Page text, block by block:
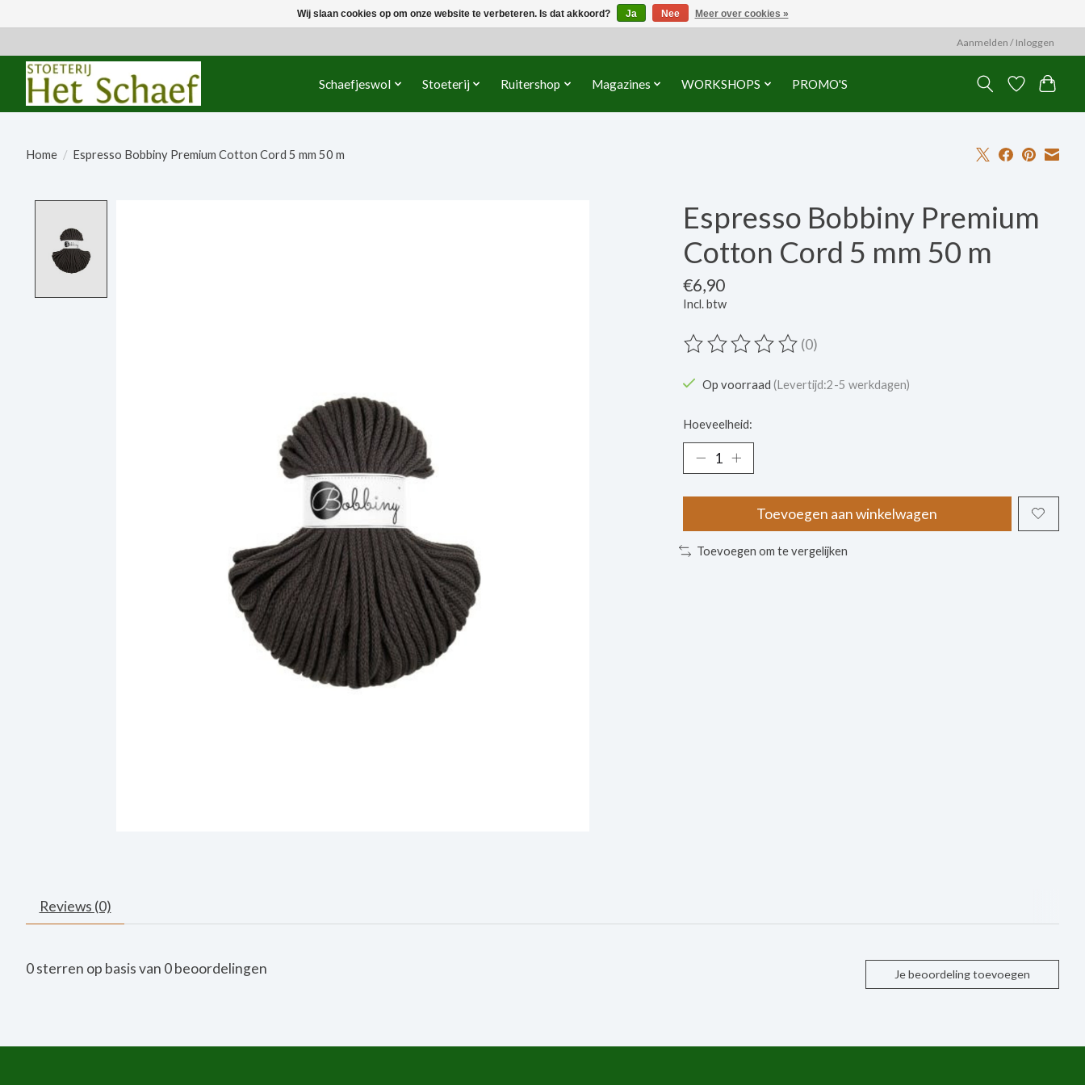
Aanmelden / Inloggen
Schaefjeswol Stoeterij Ruitershop Magazines WORKSHOPS PROMO'S
Home / Espresso Bobbiny Premium Cotton Cord 5 mm 50 m
Espresso Bobbiny Premium
Cotton Cord 5 mm 50 m
€6,90
Incl. btw
De beoordeling van dit product is
(0)
Op voorraad (Levertijd:2-5 werkdagen)
Hoeveelheid:
Toevoegen aan winkelwagen
Toevoegen om te vergelijken
Reviews (0)
0sterren op basis van 0beoordelingen Je beoordeling toevoegen
Wij slaan cookies op om onze website te verbeteren. Is dat akkoord? Ja Nee Meer over cookies »